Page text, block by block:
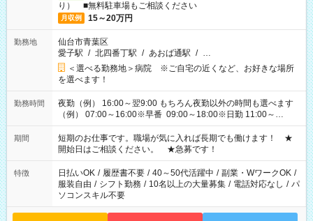
り） ■無料駐車場もご相談ください
月収例 15～20万円
勤務地
仙台市青葉区
愛子駅 / 北四番丁駅 / あおば通駅 / …
＜選べる勤務地＞病院 ※ご自宅の近くなど、お好きな場所
を選べます！
勤務時間
夜勤（例） 16:00～翌9:00 もちろん夜勤以外の時間も選べます
（例） 07:00～16:00※早番 09:00～18:00※日勤 11:00～
20:00※遅番 ※時間は、固定・選べる施設もあるので、ご希望が
あれば調整できます！ ※シフト制。勤務地により実働時間が異
なります。★家庭の都合でお休みが必要な場合も遠慮なくご相
談ください。
期間
短期のお仕事です。職場が気に入れば長期でも働けます！ ★
開始日はご相談ください。 ★急募です！
特徴 日払いOK / 履歴書不要 / 40～50代活躍中 / 副業・WワークOK /
服装自由 / シフト勤務 / 10名以上の大量募集 / 電話対応なし / パ
ソコンスキル不要